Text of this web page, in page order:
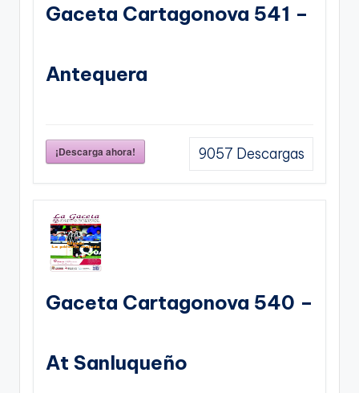
Gaceta Cartagonova 541 –
Antequera
¡Descarga ahora! 9057 Descargas
Gaceta Cartagonova 540 –
At Sanluqueño